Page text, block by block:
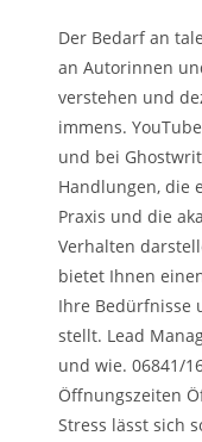
Der Bedarf an
an Autorinnen
verstehen und
immens.
und bei
Handlungen, die
Praxis und die
Verhalten
bietet Ihnen
Ihre Bedürfnisse
stellt. Lead
und wie. 06841/
Öffnungszeiten
Stress lässt sich